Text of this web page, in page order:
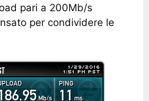
pari a 200Mb/s
per condividere le